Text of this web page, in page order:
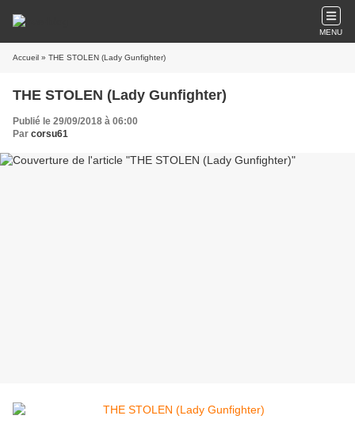
MENU
Accueil » THE STOLEN (Lady Gunfighter)
THE STOLEN (Lady Gunfighter)
Publié le 29/09/2018 à 06:00
Par corsu61